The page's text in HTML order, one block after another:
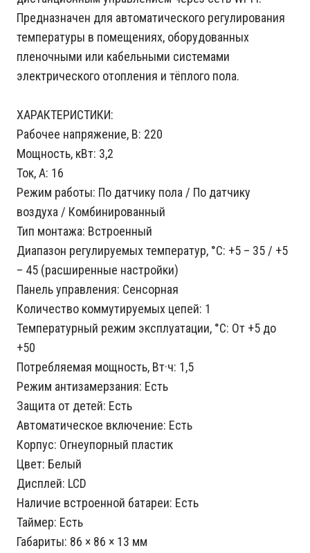
Предназначен для автоматического регулирования
температуры в помещениях, оборудованных
пленочными или кабельными системами
электрического отопления и тёплого пола.
ХАРАКТЕРИСТИКИ:
Рабочее напряжение, В: 220
Мощность, кВт: 3,2
Ток, А: 16
Режим работы: По датчику пола / По датчику
воздуха / Комбинированный
Тип монтажа: Встроенный
Диапазон регулируемых температур, °С: +5 – 35 / +5
– 45 (расширенные настройки)
Панель управления: Сенсорная
Количество коммутируемых цепей: 1
Температурный режим эксплуатации, °С: От +5 до
+50
Потребляемая мощность, Вт·ч: 1,5
Режим антизамерзания: Есть
Защита от детей: Есть
Автоматическое включение: Есть
Корпус: Огнеупорный пластик
Цвет: Белый
Дисплей: LCD
Наличие встроенной батареи: Есть
Таймер: Есть
Габариты: 86 × 86 × 13 мм